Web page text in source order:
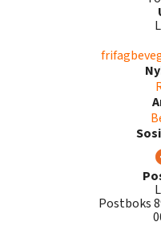
Postboks